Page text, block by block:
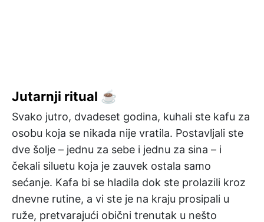
Jutarnji ritual ☕
Svako jutro, dvadeset godina, kuhali ste kafu za
osobu koja se nikada nije vratila. Postavljali ste
dve šolje – jednu za sebe i jednu za sina – i
čekali siluetu koja je zauvek ostala samo
sećanje. Kafa bi se hladila dok ste prolazili kroz
dnevne rutine, a vi ste je na kraju prosipali u
ruže, pretvarajući obični trenutak u nešto